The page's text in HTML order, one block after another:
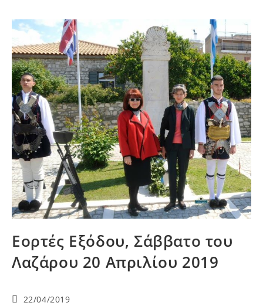
Εορτές Εξόδου, Σάββατο του
Λαζάρου 20 Απριλίου 2019
22/04/2019